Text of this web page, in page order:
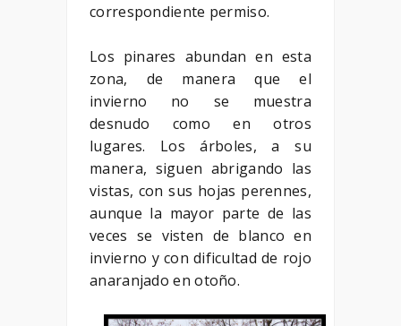
correspondiente permiso.
Los pinares abundan en esta
zona, de manera que el
invierno no se muestra
desnudo como en otros
lugares. Los árboles, a su
manera, siguen abrigando las
vistas, con sus hojas perennes,
aunque la mayor parte de las
veces se visten de blanco en
invierno y con dificultad de rojo
anaranjado en otoño.